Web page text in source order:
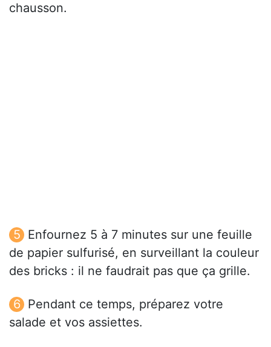
chausson.
Enfournez 5 à 7 minutes sur une feuille
de papier sulfurisé, en surveillant la couleur
des bricks : il ne faudrait pas que ça grille.
Pendant ce temps, préparez votre
salade et vos assiettes.